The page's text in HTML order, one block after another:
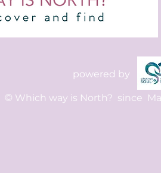
powered by
© Which way is North? since